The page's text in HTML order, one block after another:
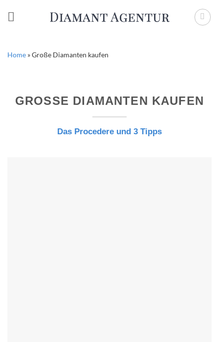
Inhalt
Home »Große Diamanten kaufen
GROSSE DIAMANTEN KAUFEN
Das Procedere und 3 Tipps